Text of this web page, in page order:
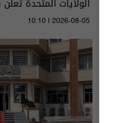
10:10 | 2026-08-05